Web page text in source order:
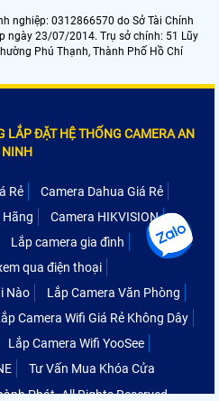
nghiệp: 0312866570 do Sở Tài Chính
ngày 23/07/2014. Trụ sở chính: 51 Lũy
Phú Thạnh, Thành Phố Hồ Chí
LẮP ĐẶT HỆ THỐNG CAMERA AN
NINH
Rẻ
Camera Dahua Giá Rẻ
Hãng
Camera HIKVISION
Lắp camera gia đình
qua điện thoại
Nào
Lắp Camera Văn Phòng
Camera Wifi Giá Rẻ Không Dây
Lắp Camera Wifi YooSee
Tư Vấn Mua Khóa Cửa
Phát. All Rights Reserved.